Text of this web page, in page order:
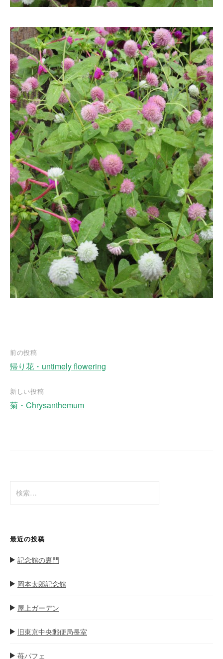
稿
ナ
ョ
ン
前の投稿
帰り花・untimely flowering
新しい投稿
菊・Chrysanthemum
索
最近の投稿
記念館の裏門
岡本太郎記念館
屋上ガーデン
旧東京中央郵便局長室
苺パフェ